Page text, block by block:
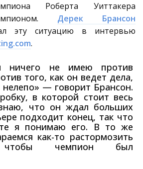
Роберта Уиттакера
Дерек Брансон
эту ситуацию в интервью
.
ничего не имею против
того, как он ведет дела,
нелепо» — говорит Брансон.
в которой стоит весь
что он ждал больших
подходит конец, так что
я понимаю его. В то же
как-то растормозить
чтобы чемпион был